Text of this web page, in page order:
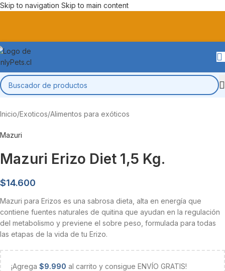
Skip to navigation Skip to main content
Inicio/Exoticos/Alimentos para exóticos
Mazuri
Mazuri Erizo Diet 1,5 Kg.
$14.600
Mazuri para Erizos es una sabrosa dieta, alta en energía que
contiene fuentes naturales de quitina que ayudan en la regulación
del metabolismo y previene el sobre peso, formulada para todas
las etapas de la vida de tu Erizo.
¡Agrega $9.990 al carrito y consigue ENVÍO GRATIS!